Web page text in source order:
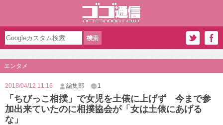
エンタメ
2018/04/12 11:16 編集部 1
「ちびっこ相撲」で女児を土俵に上げず 今まで参
加出来ていたのに相撲協会が「女は土俵にあげる
な」